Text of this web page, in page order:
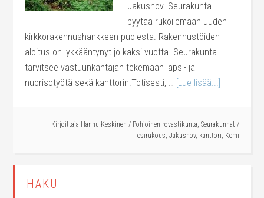
Jakushov. Seurakunta
pyytää rukoilemaan uuden
kirkkorakennushankkeen puolesta. Rakennustöiden
aloitus on lykkääntynyt jo kaksi vuotta. Seurakunta
tarvitsee vastuunkantajan tekemään lapsi- ja
nuorisotyötä sekä kanttorin.Totisesti, … [Lue lisää...]
Kirjoittaja Hannu Keskinen / Pohjoinen rovastikunta, Seurakunnat /
esirukous, Jakushov, kanttori, Kemi
HAKU